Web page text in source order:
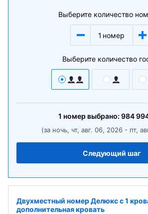
Выберите количество
1 номер
Выберите количество
1 номер выбрано: 984
(за ночь, чт, авг. 06, 2026 - пт,
Следующий шаг
Двухместный номер Делюкс с 1
дополнительная кровать